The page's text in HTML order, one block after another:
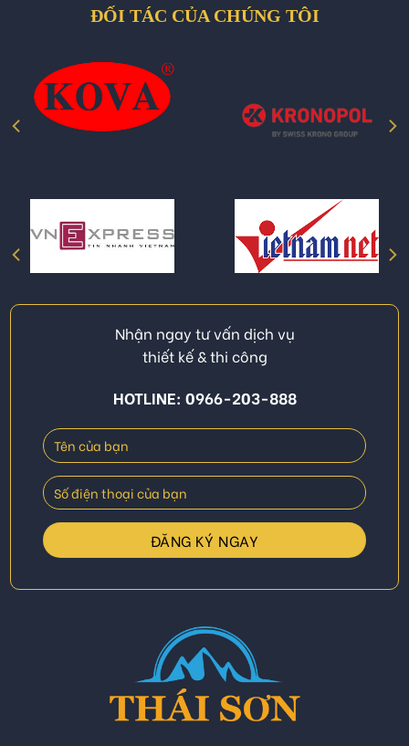
ĐỐI TÁC CỦA CHÚNG TÔI
Nhận ngay tư vấn dịch vụ
thiết kế & thi công
HOTLINE: 0966-203-888